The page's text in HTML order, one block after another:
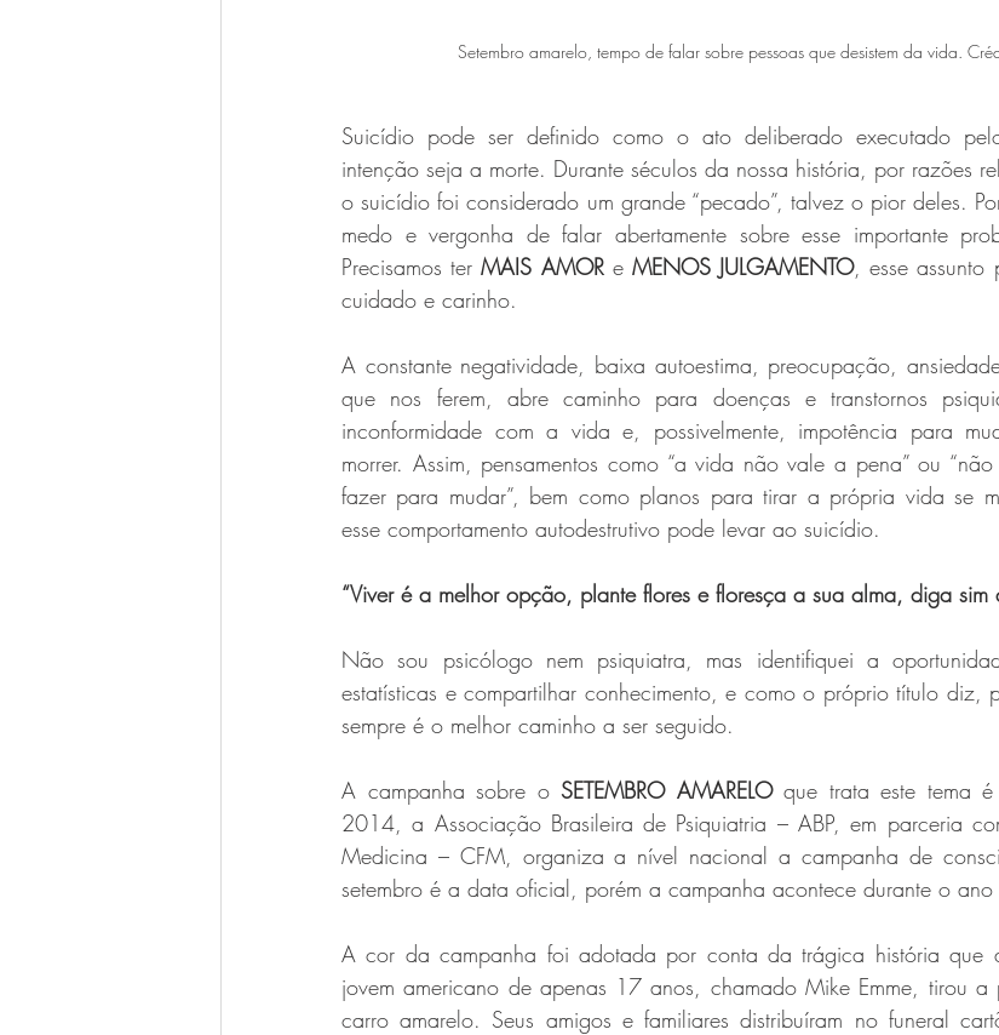
Setembro amarelo, tempo de falar sobre pessoas que desistem da vida.
Suicídio pode ser definido como o ato deliberado executado
intenção seja a morte. Durante séculos da nossa história, por razões
o suicídio foi considerado um grande “pecado”, talvez o pior deles.
medo e vergonha de falar abertamente sobre esse importante
Precisamos ter MAIS AMOR e MENOS JULGAMENTO, esse assunto
cuidado e carinho.
A constante negatividade, baixa autoestima, preocupação,
que nos ferem, abre caminho para doenças e transtornos
inconformidade com a vida e, possivelmente, impotência para
morrer. Assim, pensamentos como “a vida não vale a pena” ou
fazer para mudar”, bem como planos para tirar a própria vida se
esse comportamento autodestrutivo pode levar ao suicídio.
“Viver é a melhor opção, plante flores e floresça a sua alma, diga sim
Não sou psicólogo nem psiquiatra, mas identifiquei a
estatísticas e compartilhar conhecimento, e como o próprio título diz,
sempre é o melhor caminho a ser seguido.
A campanha sobre o SETEMBRO AMARELO que trata este tema é
2014, a Associação Brasileira de Psiquiatria – ABP, em parceria
Medicina – CFM, organiza a nível nacional a campanha de
setembro é a data oficial, porém a campanha acontece durante o ano
A cor da campanha foi adotada por conta da trágica história que
jovem americano de apenas 17 anos, chamado Mike Emme, tirou
carro amarelo. Seus amigos e familiares distribuíram no funeral